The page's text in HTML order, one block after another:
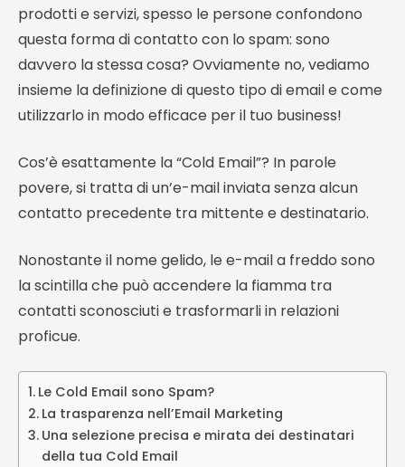
prodotti e servizi, spesso le persone confondono
questa forma di contatto con lo spam: sono
davvero la stessa cosa? Ovviamente no, vediamo
insieme la definizione di questo tipo di email e come
utilizzarlo in modo efficace per il tuo business!
Cos’è esattamente la “Cold Email”? In parole
povere, si tratta di un’e-mail inviata senza alcun
contatto precedente tra mittente e destinatario.
Nonostante il nome gelido, le e-mail a freddo sono
la scintilla che può accendere la fiamma tra
contatti sconosciuti e trasformarli in relazioni
proficue.
Le Cold Email sono Spam?
La trasparenza nell’Email Marketing
Una selezione precisa e mirata dei destinatari
della tua Cold Email